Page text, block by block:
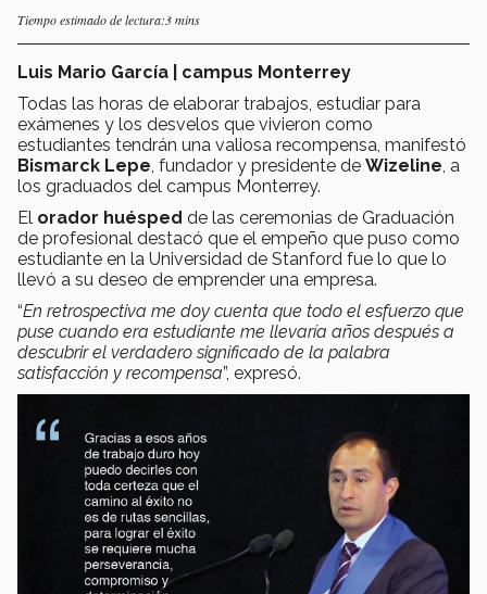
Tiempo estimado de lectura:3 mins
Luis Mario García | campus Monterrey
Todas las horas de elaborar trabajos, estudiar para
exámenes y los desvelos que vivieron como
estudiantes tendrán una valiosa recompensa, manifestó
Bismarck Lepe , fundador y presidente de Wizeline , a
los graduados del campus Monterrey.
El orador huésped de las ceremonias de Graduación
de profesional destacó que el empeño que puso como
estudiante en la Universidad de Stanford fue lo que lo
llevó a su deseo de emprender una empresa.
“En retrospectiva me doy cuenta que todo el esfuerzo que
puse cuando era estudiante me llevaría años después a
descubrir el verdadero significado de la palabra
satisfacción y recompensa”, expresó.